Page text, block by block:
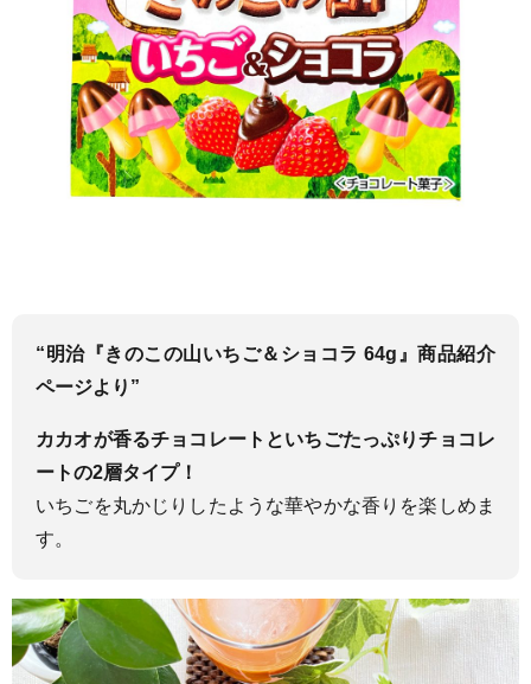
“明治『きのこの山いちご＆ショコラ 64g』商品紹介
ページより”
カカオが香るチョコレートといちごたっぷりチョコレ
ートの2層タイプ！
いちごを丸かじりしたような華やかな香りを楽しめま
す。